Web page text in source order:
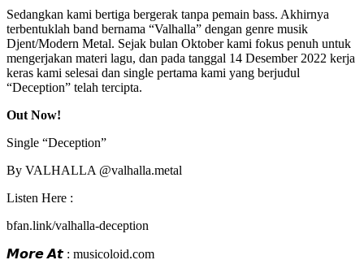
Sedangkan kami bertiga bergerak tanpa pemain bass. Akhirnya
terbentuklah band bernama “Valhalla” dengan genre musik
Djent/Modern Metal. Sejak bulan Oktober kami fokus penuh untuk
mengerjakan materi lagu, dan pada tanggal 14 Desember 2022 kerja
keras kami selesai dan single pertama kami yang berjudul
“Deception” telah tercipta.
Out Now!
Single “Deception”
By VALHALLA @valhalla.metal
Listen Here :
bfan.link/valhalla-deception
𝙈𝙤𝙧𝙚 𝘼𝙩 : musicoloid.com